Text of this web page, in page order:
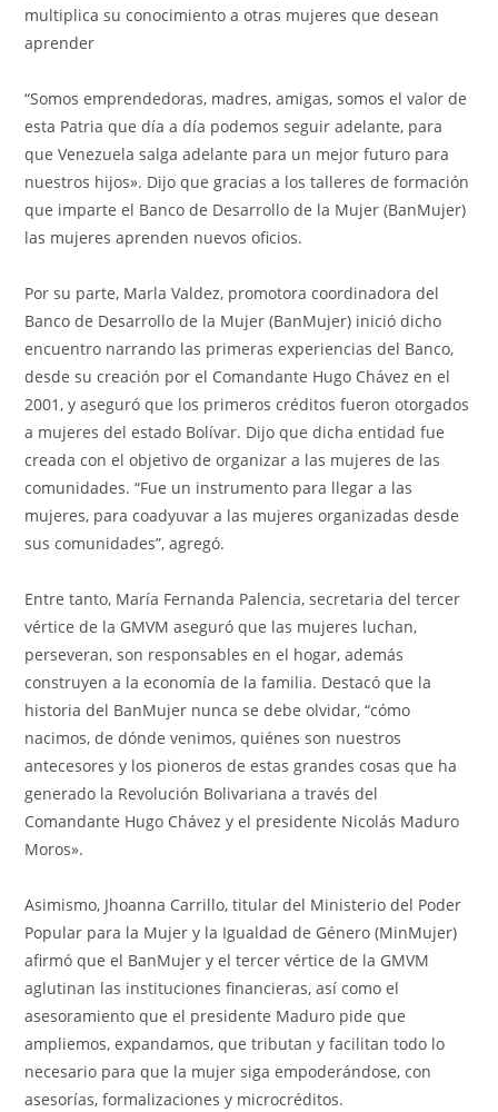
multiplica su conocimiento a otras mujeres que desean
aprender
“Somos emprendedoras, madres, amigas, somos el valor de
esta Patria que día a día podemos seguir adelante, para
que Venezuela salga adelante para un mejor futuro para
nuestros hijos». Dijo que gracias a los talleres de formación
que imparte el Banco de Desarrollo de la Mujer (BanMujer)
las mujeres aprenden nuevos oficios.
Por su parte, Marla Valdez, promotora coordinadora del
Banco de Desarrollo de la Mujer (BanMujer) inició dicho
encuentro narrando las primeras experiencias del Banco,
desde su creación por el Comandante Hugo Chávez en el
2001, y aseguró que los primeros créditos fueron otorgados
a mujeres del estado Bolívar. Dijo que dicha entidad fue
creada con el objetivo de organizar a las mujeres de las
comunidades. “Fue un instrumento para llegar a las
mujeres, para coadyuvar a las mujeres organizadas desde
sus comunidades”, agregó.
Entre tanto, María Fernanda Palencia, secretaria del tercer
vértice de la GMVM aseguró que las mujeres luchan,
perseveran, son responsables en el hogar, además
construyen a la economía de la familia. Destacó que la
historia del BanMujer nunca se debe olvidar, “cómo
nacimos, de dónde venimos, quiénes son nuestros
antecesores y los pioneros de estas grandes cosas que ha
generado la Revolución Bolivariana a través del
Comandante Hugo Chávez y el presidente Nicolás Maduro
Moros».
Asimismo, Jhoanna Carrillo, titular del Ministerio del Poder
Popular para la Mujer y la Igualdad de Género (MinMujer)
afirmó que el BanMujer y el tercer vértice de la GMVM
aglutinan las instituciones financieras, así como el
asesoramiento que el presidente Maduro pide que
ampliemos, expandamos, que tributan y facilitan todo lo
necesario para que la mujer siga empoderándose, con
asesorías, formalizaciones y microcréditos.